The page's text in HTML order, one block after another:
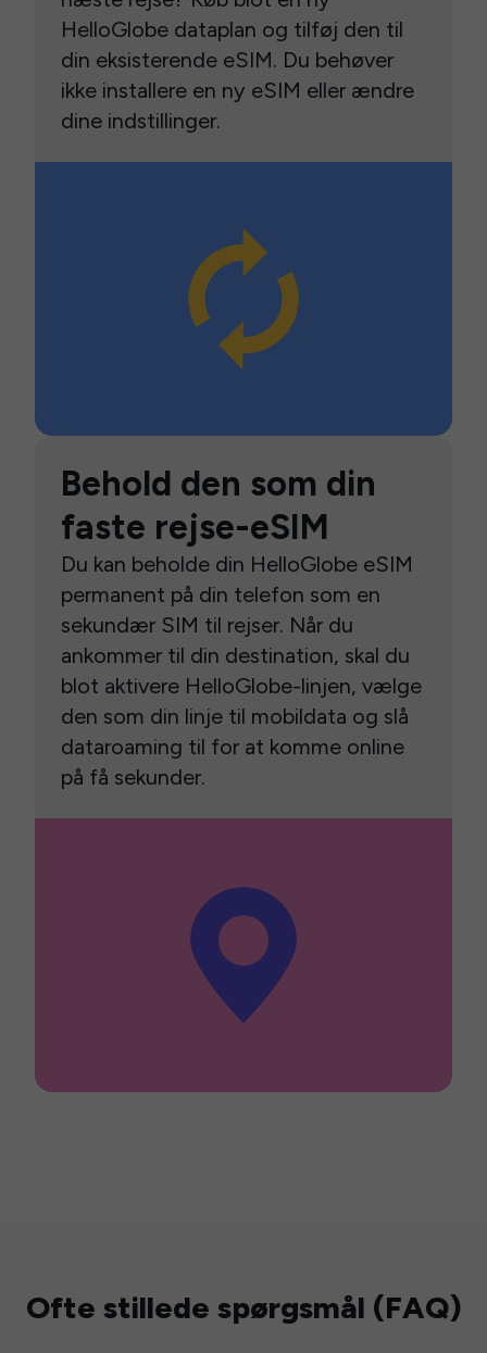
HelloGlobe dataplan og tilføj den til
din eksisterende eSIM. Du behøver
ikke installere en ny eSIM eller ændre
dine indstillinger.
Behold den som din
faste rejse-eSIM
Du kan beholde din HelloGlobe eSIM
permanent på din telefon som en
sekundær SIM til rejser. Når du
ankommer til din destination, skal du
blot aktivere HelloGlobe-linjen, vælge
den som din linje til mobildata og slå
dataroaming til for at komme online
på få sekunder.
Ofte stillede spørgsmål (FAQ)